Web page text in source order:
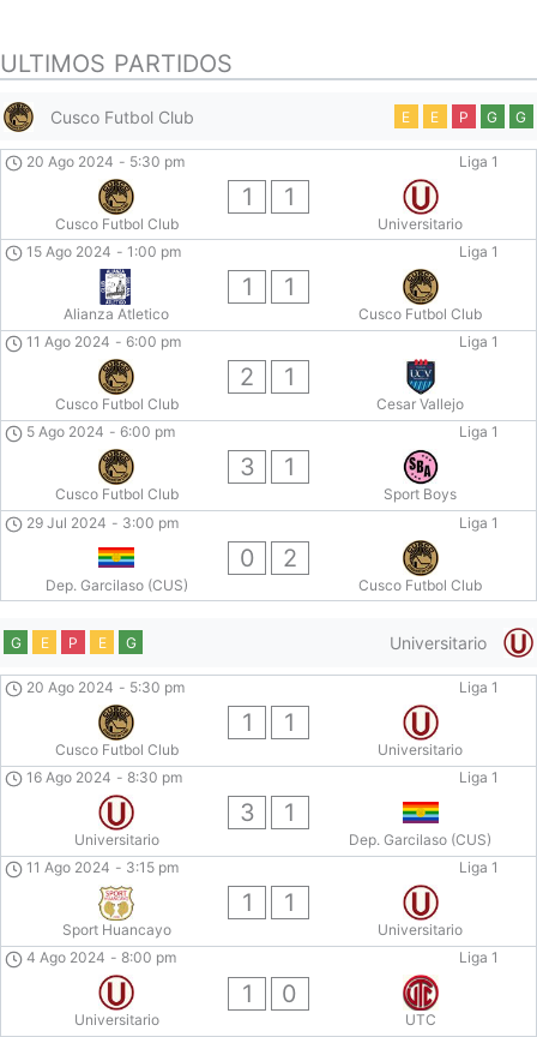
ULTIMOS PARTIDOS
Cusco Futbol Club E E P G G
Liga 1
20 Ago 2024 - 5:30 pm
Cusco Futbol Club
1 1
Universitario
Liga 1
15 Ago 2024 - 1:00 pm
Alianza Atletico
1 1
Cusco Futbol Club
Liga 1
11 Ago 2024 - 6:00 pm
Cusco Futbol Club
2 1
Cesar Vallejo
Liga 1
5 Ago 2024 - 6:00 pm
Cusco Futbol Club
3 1
Sport Boys
Liga 1
29 Jul 2024 - 3:00 pm
Dep. Garcilaso (CUS)
0 2
Cusco Futbol Club
Universitario
G E P E G
Liga 1
20 Ago 2024 - 5:30 pm
Cusco Futbol Club
1 1
Universitario
Liga 1
16 Ago 2024 - 8:30 pm
Universitario
3 1
Dep. Garcilaso (CUS)
Liga 1
11 Ago 2024 - 3:15 pm
Sport Huancayo
1 1
Universitario
Liga 1
4 Ago 2024 - 8:00 pm
Universitario
1 0
UTC